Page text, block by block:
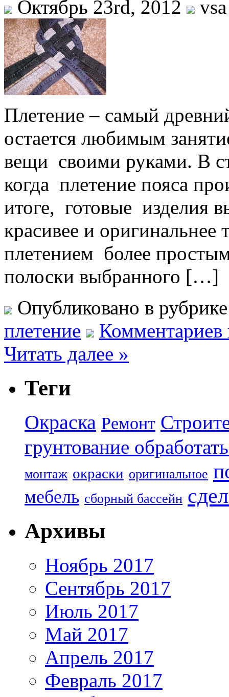
Октябрь 23rd, 2012 vsa
Плетение – самый
остается любимым
вещи своими руками. В
когда плетение пояса
итоге, готовые изделия
красивее и
плетением более
полоски выбранного […]
Опубликовано в
плетение
Комментариев
Читать далее »
Теги
Окраска Ремонт
грунтование
монтаж окраски оригинальное
мебель сборный бассейн
Архивы
Ноябрь 2017
Сентябрь 2017
Июль 2017
Май 2017
Апрель 2017
Февраль 2017